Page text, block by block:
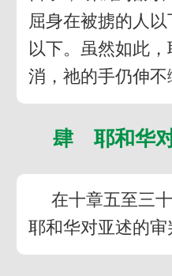
屈身在被掳的人
以下。虽然如此
消，祂的手仍伸不
肆 耶和华
在十章五至三
耶和华对亚述的审